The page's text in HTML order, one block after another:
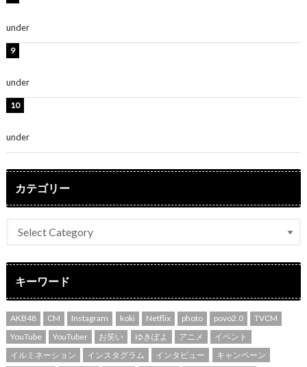
under
under
under
カテゴリー
キーワード
AKB48 CM Instagram koki Netflix photo povo2.0
TVCM
YouTube
YouTuber お笑い ゆきぽよ アニメ
イベント
イルミネーション
インスタグラム インタビュー
キャンペーン